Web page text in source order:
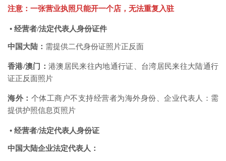
注意：一张营业执照只能开一个店，无法重复入驻
• 经营者/法定代表人身份证件
中国大陆： 需提供二代身份证照片正反面
香港/澳门： 港澳居民来往内地通行证、台湾居民来往大陆通行
证正反面照片
海外： 个体工商户不支持经营者为海外身份、企业代表人：需
提供护照信息页照片
• 经营者/法定代表人身份证
中国大陆企业法定代表人：